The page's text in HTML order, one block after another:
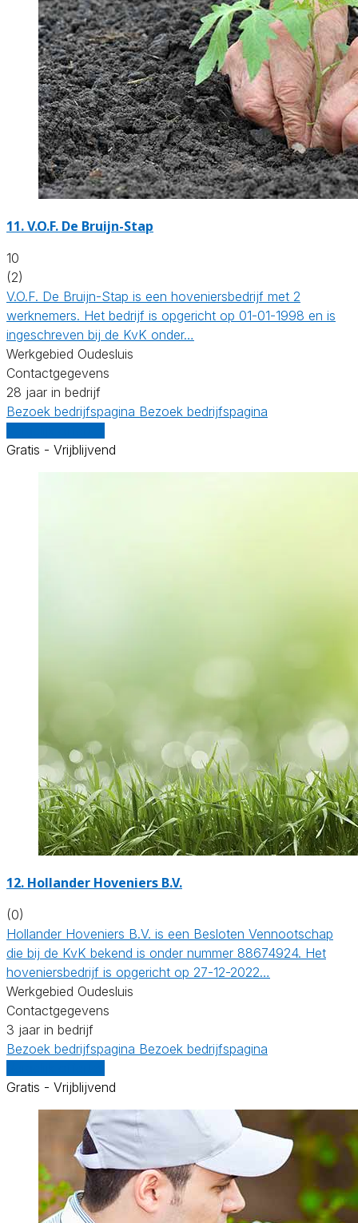
11.V.O.F. De Bruijn-Stap
10
(2)
V.O.F. De Bruijn-Stap is een hoveniersbedrijf met 2
werknemers. Het bedrijf is opgericht op 01-01-1998 en is
ingeschreven bij de KvK onder…
Werkgebied Oudesluis
Contactgegevens
28 jaar in bedrijf
Bezoek bedrijfspagina Bezoek bedrijfspagina
Gratis - Vrijblijvend
12. Hollander Hoveniers B.V.
(0)
Hollander Hoveniers B.V. is een Besloten Vennootschap
die bij de KvK bekend is onder nummer 88674924. Het
hoveniersbedrijf is opgericht op 27-12-2022…
Werkgebied Oudesluis
Contactgegevens
3 jaar in bedrijf
Bezoek bedrijfspagina Bezoek bedrijfspagina
Gratis - Vrijblijvend